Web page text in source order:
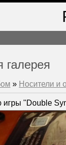
галерея
» Носители и
"Double